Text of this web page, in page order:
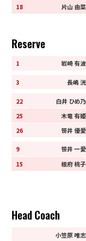
18
片山 由菜
Reserve
1 岩崎 有波
3 長嶋 洸
22
白井 ひめ乃
25
木竜 有姫
26
笹井 優愛
9
笹井 一愛
15
根府 桃子
Head Coach
小笠原 唯志